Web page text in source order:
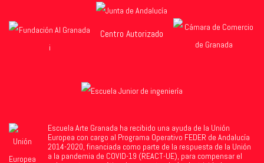
Centro Autorizado
Escuela Arte Granada ha recibido una ayuda de la Unión
Europea con cargo al Programa Operativo FEDER de Andalucía
2014-2020, financiada como parte de la respuesta de la Unión
a la pandemia de COVID-19 (REACT-UE), para compensar el